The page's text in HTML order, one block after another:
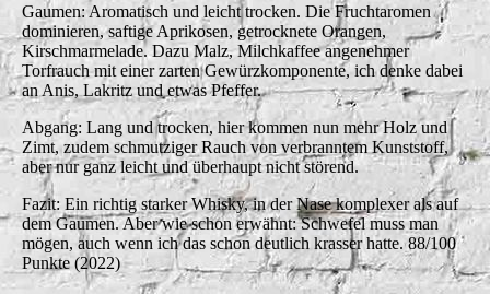
Gaumen: Aromatisch und leicht trocken. Die Fruchtaromen
dominieren, saftige Aprikosen, getrocknete Orangen,
Kirschmarmelade. Dazu Malz, Milchkaffee angenehmer
Torfrauch mit einer zarten Gewürzkomponente, ich denke dabei
an Anis, Lakritz und etwas Pfeffer.
Abgang: Lang und trocken, hier kommen nun mehr Holz und
Zimt, zudem schmutziger Rauch von verbranntem Kunststoff,
aber nur ganz leicht und überhaupt nicht störend.
Fazit: Ein richtig starker Whisky, in der Nase komplexer als auf
dem Gaumen. Aber wie schon erwähnt: Schwefel muss man
mögen, auch wenn ich das schon deutlich krasser hatte. 88/100
Punkte (2022)